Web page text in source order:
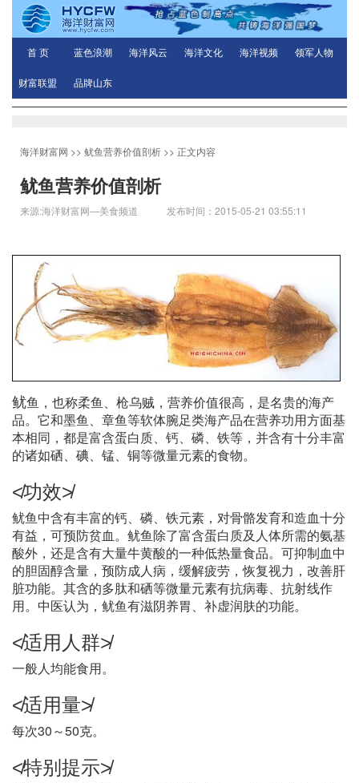
首 页 蓝色浪潮 海洋风云 海洋文化 海洋视频 领军人物
财富联盟 品牌山东
海洋财富网 >> 鱿鱼营养价值剖析 >> 正文内容
鱿鱼营养价值剖析
来源:海洋财富网—美食频道 发布时间：2015-05-21 03:55:11
鱿鱼，也称柔鱼、枪乌贼，营养价值很高，是名贵的海产
品。它和墨鱼、章鱼等软体腕足类海产品在营养功用方面基
本相同，都是富含蛋白质、钙、磷、铁等，并含有十分丰富
的诸如硒、碘、锰、铜等微量元素的食物。
≮功效≯
鱿鱼中含有丰富的钙、磷、铁元素，对骨骼发育和造血十分
有益，可预防贫血。鱿鱼除了富含蛋白质及人体所需的氨基
酸外，还是含有大量牛黄酸的一种低热量食品。可抑制血中
的胆固醇含量，预防成人病，缓解疲劳，恢复视力，改善肝
脏功能。其含的多肽和硒等微量元素有抗病毒、抗射线作
用。中医认为，鱿鱼有滋阴养胃、补虚润肤的功能。
≮适用人群≯
一般人均能食用。
≮适用量≯
每次30～50克。
≮特别提示≯